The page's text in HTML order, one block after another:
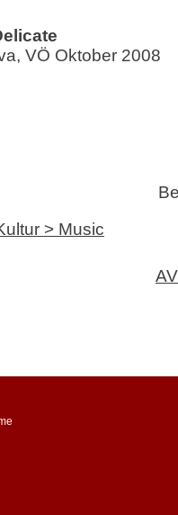
VÖ Oktober 2008
> Music